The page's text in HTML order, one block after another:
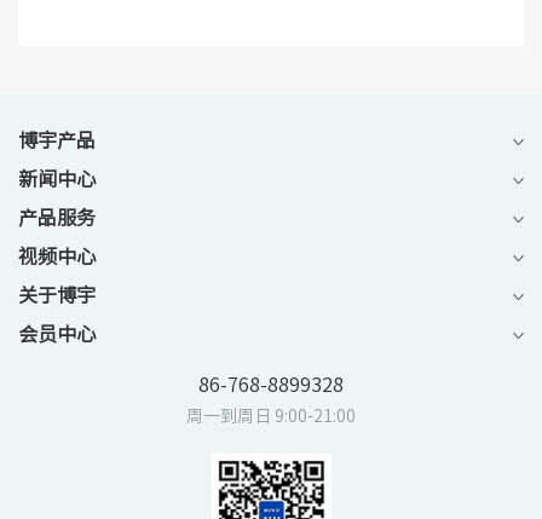
博宇产品
新闻中心
产品服务
视频中心
关于博宇
会员中心
86-768-8899328
周一到周日 9:00-21:00